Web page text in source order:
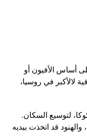
أساس الأفيون أو
لالأكبر في روسيا،
لتوسيع السكان.
والهنود قد اتخذت بيديه